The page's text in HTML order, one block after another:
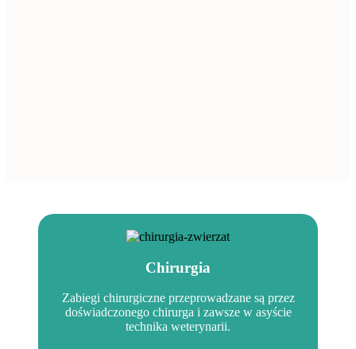
Chirurgia
Zabiegi chirurgiczne przeprowadzane są przez
doświadczonego chirurga i zawsze w asyście
technika weterynarii.